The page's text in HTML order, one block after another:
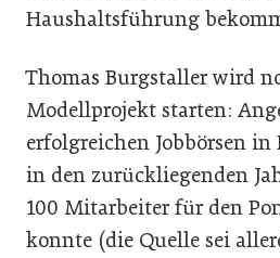
Haushaltsführung
Thomas Burgstaller wird
Modellprojekt starten:
erfolgreichen Jobbörsen
in den zurückliegenden
100 Mitarbeiter für den
konnte (die Quelle sei